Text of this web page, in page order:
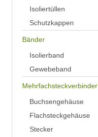
Isoliertüllen
Schutzkappen
Bänder
Isolierband
Gewebeband
Mehrfachsteckverbinder
Buchsengehäuse
Flachsteckgehäuse
Stecker